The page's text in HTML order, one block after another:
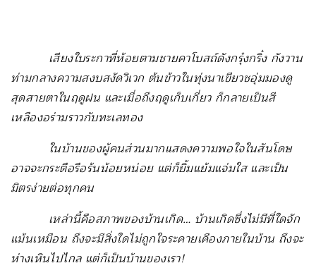
เสียงใบระกาที่ห้อยตามชายคาโบสถ์ดังกรุ๋งกริ๋ง กังวาน
ท่ามกลางความสงบสงัดวิเวก ต้นข้าวในทุ่งนาเขียวชอุ่มมองดู
สุดสายตาในฤดูฝน และเมื่อถึงฤดูเก็บเกี่ยว ก็กลายเป็นสี
เหลืองอร่ามราวกับทะเลทอง
ในบ้านของผู้คนส่วนมากแสดงความพอใจในสันโดษ
อาจจะกระตือรือร้นน้อยหน่อย แต่ก็ยิ้มแย้มแจ่มใส และเป็น
มิตรง่ายต่อทุกคน
เหล่านี้คือสภาพของบ้านเกิด… บ้านเกิดซึ่งไม่มีที่ใดจัก
แม้นเหมือน ถึงจะมีสิ่งใดไม่ถูกใจระคายเคืองภายในบ้าน ถึงจะ
ห่างเหินไปไกล แต่ก็เป็นบ้านของเรา!